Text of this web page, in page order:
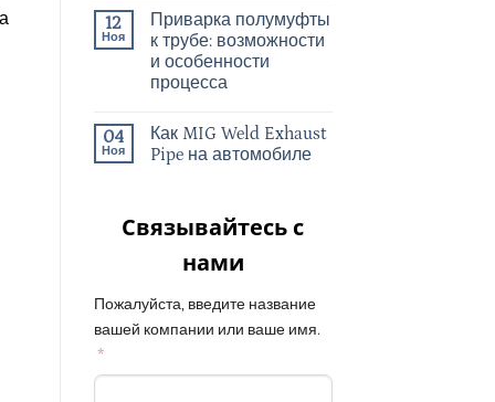
12
Ноя
Приварка полумуфты
к трубе: возможности
и особенности
процесса
04
Ноя
Как MIG Weld Exhaust
Pipe на автомобиле
Связывайтесь с
нами
Пожалуйста, введите название
вашей компании или ваше имя.